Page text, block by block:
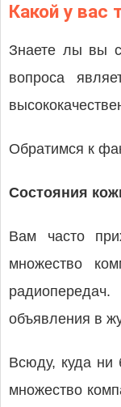
Какой у вас
Знаете лы вы
вопроса
Обратимся к
Состояния
Вам часто
множество
объявления в
Всюду, куда ни
множество